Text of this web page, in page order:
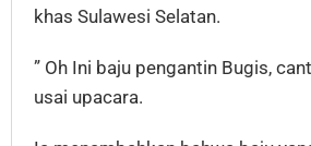
khas Sulawesi Selatan.
” Oh Ini baju pengantin Bugis,
usai upacara.